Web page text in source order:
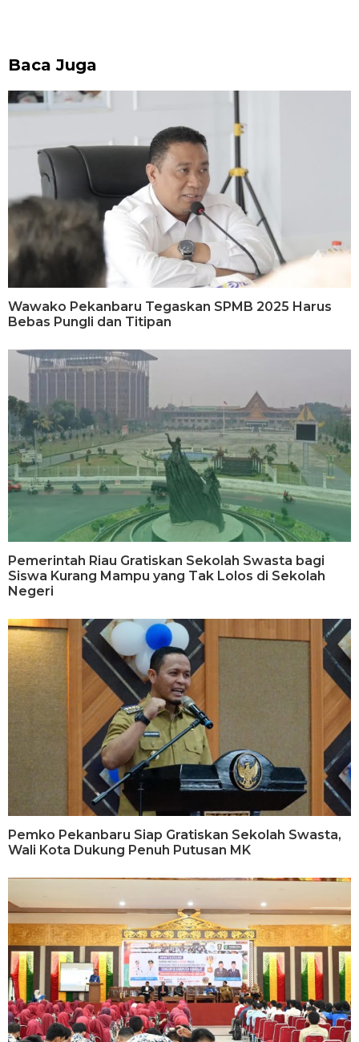
Baca Juga
Wawako Pekanbaru Tegaskan SPMB 2025 Harus
Bebas Pungli dan Titipan
Pemerintah Riau Gratiskan Sekolah Swasta bagi
Siswa Kurang Mampu yang Tak Lolos di Sekolah
Negeri
Pemko Pekanbaru Siap Gratiskan Sekolah Swasta,
Wali Kota Dukung Penuh Putusan MK